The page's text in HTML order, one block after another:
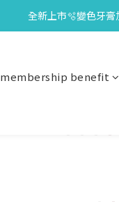
會員限定🎁點數
全新上市🫧變色牙膏
membership benefit